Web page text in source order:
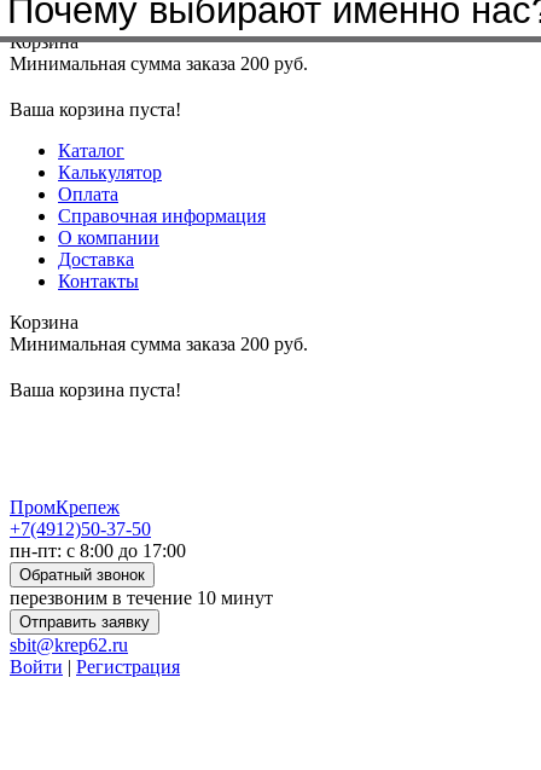
Меню+7(4912)50-37-50sbit@krep62.ru
Корзина
Минимальная сумма заказа 200 руб.
Ваша корзина пуста!
Каталог
Калькулятор
Оплата
Справочная информация
О компании
Доставка
Контакты
Корзина
Минимальная сумма заказа 200 руб.
Ваша корзина пуста!
ПромКрепеж
+7(4912)50-37-50
пн-пт: с 8:00 до 17:00
Обратный звонок
перезвоним в течение 10 минут
Отправить заявку
sbit@krep62.ru
Войти | Регистрация
Почему выбирают именно